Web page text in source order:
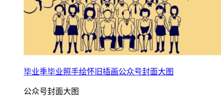
毕业季毕业照手绘怀旧插画公众号封面大图
公众号封面大图